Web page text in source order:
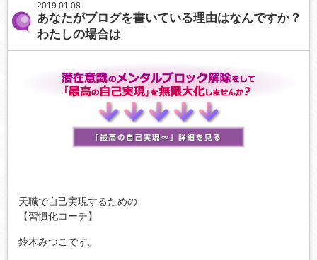
2019.01.08
あなたがブログを書いている理由はなんですか？
わたしの場合は
天職で自己実現するための
【習慣化コーチ】
鈴木みつこです。